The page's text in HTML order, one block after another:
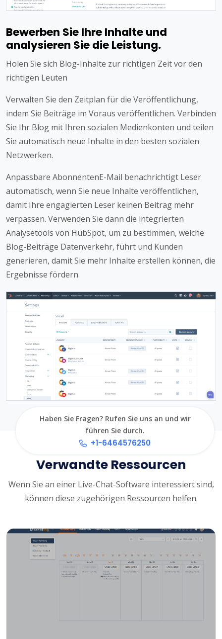
Bewerben Sie Ihre Inhalte und
analysieren Sie die Leistung.
Holen Sie sich Blog-Inhalte zur richtigen Zeit vor den
richtigen Leuten
Verwalten Sie den Zeitplan für die Veröffentlichung,
indem Sie Beiträge im Voraus veröffentlichen. Verbinden
Sie Ihr Blog mit Ihren sozialen Medienkonten und teilen
Sie automatisch neue Inhalte in den besten sozialen
Netzwerken.
Anpassbare AbonnentenE-Mail benachrichtigt Leser
automatisch, wenn Sie neue Inhalte veröffentlichen,
damit Ihre engagierten Leser keinen Beitrag mehr
verpassen. Verwenden Sie dann die integrierten
Analysetools von HubSpot, um zu bestimmen, welche
Blog-Beiträge Datenverkehr, führt und Kunden
generieren, damit Sie mehr Inhalte erstellen können, die
Ergebnisse fördern.
Haben Sie Fragen? Rufen Sie uns an und wir
führen Sie durch.
+1-6464576250
Verwandte Ressourcen
Wenn Sie an einer Live-Chat-Software interessiert sind,
können diese zugehörigen Ressourcen helfen.